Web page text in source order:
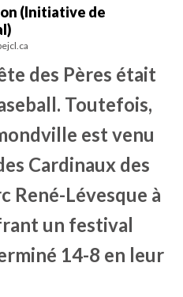
(Initiative de
des Pères était
Toutefois,
est venu
Cardinaux des
René-Lévesque à
un festival
14-8 en leur